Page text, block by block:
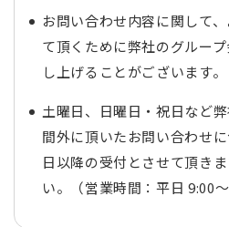
お問い合わせ内容に関して
て頂くために弊社のグルー
し上げることがございます。
土曜日、日曜日・祝日など
間外に頂いたお問い合わせ
日以降の受付とさせて頂き
い。（営業時間：平日 9:00～